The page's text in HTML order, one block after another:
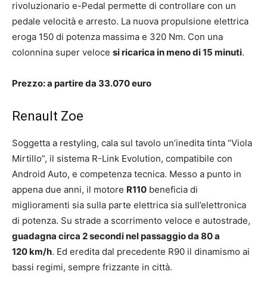
rivoluzionario e-Pedal permette di controllare con un
pedale velocità e arresto. La nuova propulsione elettrica
eroga 150 di potenza massima e 320 Nm. Con una
colonnina super veloce si ricarica in meno di 15 minuti.
Prezzo: a partire da 33.070 euro
Renault Zoe
Soggetta a restyling, cala sul tavolo un’inedita tinta “Viola
Mirtillo”, il sistema R-Link Evolution, compatibile con
Android Auto, e competenza tecnica. Messo a punto in
appena due anni, il motore R110 beneficia di
miglioramenti sia sulla parte elettrica sia sull’elettronica
di potenza. Su strade a scorrimento veloce e autostrade,
guadagna circa 2 secondi nel passaggio da 80 a
120 km/h. Ed eredita dal precedente R90 il dinamismo ai
bassi regimi, sempre frizzante in città.